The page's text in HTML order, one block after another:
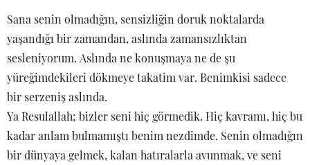
Sana senin olmadığın, sensizliğin doruk noktalarda
yaşandığı bir zamandan, aslında zamansızlıktan
sesleniyorum. Aslında ne konuşmaya ne de şu
yüreğimdekileri dökmeye takatim var. Benimkisi sadece
bir serzeniş aslında.
Ya Resulallah; bizler seni hiç görmedik. Hiç kavramı, hiç bu
kadar anlam bulmamıştı benim nezdimde. Senin olmadığın
bir dünyaya gelmek, kalan hatıralarla avunmak, ve seni